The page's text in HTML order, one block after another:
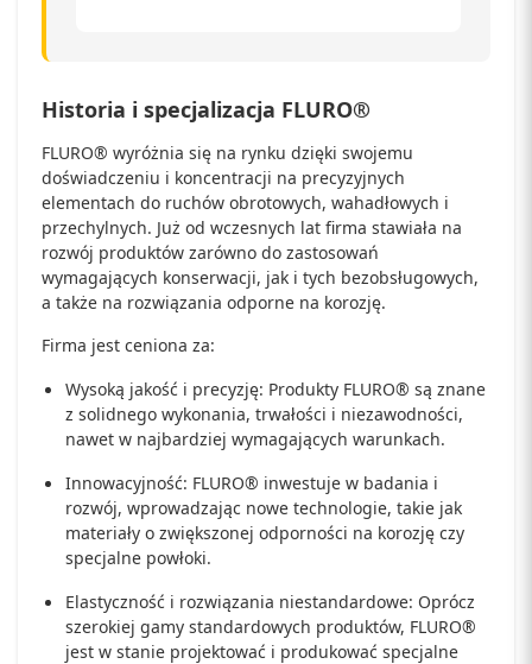
Historia i specjalizacja FLURO®
FLURO® wyróżnia się na rynku dzięki swojemu
doświadczeniu i koncentracji na precyzyjnych
elementach do ruchów obrotowych, wahadłowych i
przechylnych. Już od wczesnych lat firma stawiała na
rozwój produktów zarówno do zastosowań
wymagających konserwacji, jak i tych bezobsługowych,
a także na rozwiązania odporne na korozję.
Firma jest ceniona za:
Wysoką jakość i precyzję: Produkty FLURO® są znane
z solidnego wykonania, trwałości i niezawodności,
nawet w najbardziej wymagających warunkach.
Innowacyjność: FLURO® inwestuje w badania i
rozwój, wprowadzając nowe technologie, takie jak
materiały o zwiększonej odporności na korozję czy
specjalne powłoki.
Elastyczność i rozwiązania niestandardowe: Oprócz
szerokiej gamy standardowych produktów, FLURO®
jest w stanie projektować i produkować specjalne